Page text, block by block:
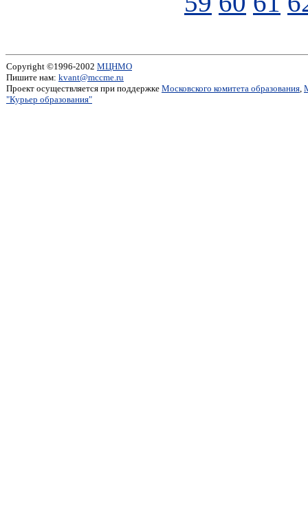
Copyright ©1996-2002 МЦНМО
Пишите нам: kvant@mccme.ru
Проект осуществляется при поддержке Московского комитета образования,
"Курьер образования"